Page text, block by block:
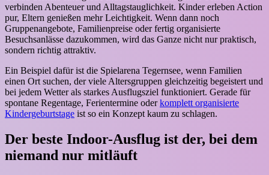
verbinden Abenteuer und Alltagstauglichkeit. Kinder erleben Action
pur, Eltern genießen mehr Leichtigkeit. Wenn dann noch
Gruppenangebote, Familienpreise oder fertig organisierte
Besuchsanlässe dazukommen, wird das Ganze nicht nur praktisch,
sondern richtig attraktiv.
Ein Beispiel dafür ist die Spielarena Tegernsee, wenn Familien
einen Ort suchen, der viele Altersgruppen gleichzeitig begeistert und
bei jedem Wetter als starkes Ausflugsziel funktioniert. Gerade für
spontane Regentage, Ferientermine oderkomplett organisierte
Kindergeburtstage ist so ein Konzept kaum zu schlagen.
Der beste Indoor-Ausflug ist der, bei dem
niemand nur mitläuft